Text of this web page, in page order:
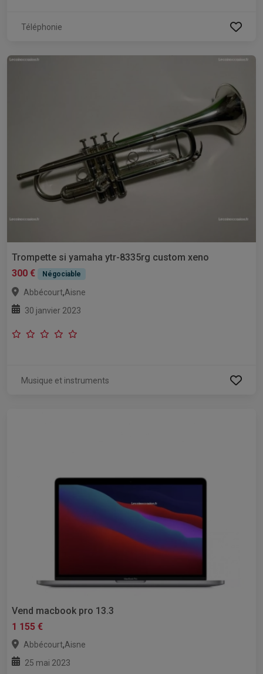
Téléphonie
Trompette si yamaha ytr-8335rg custom xeno
300 €
Négociable
Abbécourt,Aisne
30 janvier 2023
Musique et instruments
Vend macbook pro 13.3
1 155 €
Abbécourt,Aisne
25 mai 2023